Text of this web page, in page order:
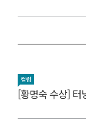
컬럼
[황명숙 수상] 터